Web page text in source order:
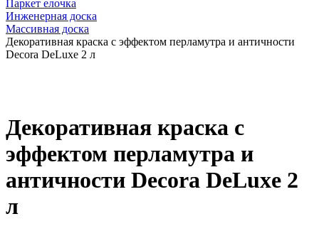
Паркет елочка
Инженерная доска
Массивная доска
Декоративная краска с эффектом перламутра и античности
Decora DeLuxe 2 л
Декоративная краска с
эффектом перламутра и
античности Decora DeLuxe 2
л